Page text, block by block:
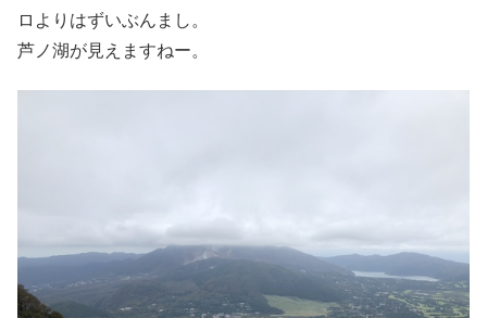
ロよりはずいぶんまし。
芦ノ湖が見えますねー。